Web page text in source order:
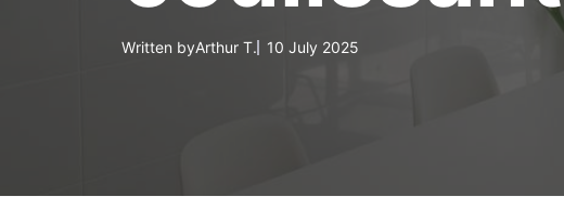
Written byArthur T. 10 July 2025